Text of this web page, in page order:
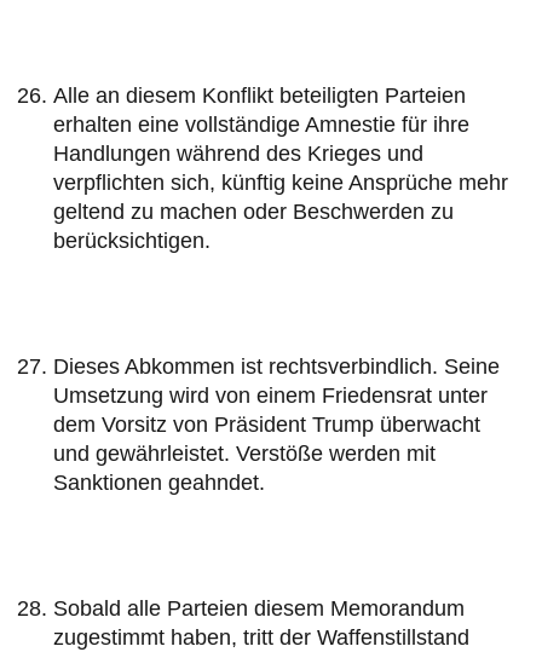
Alle an diesem Konflikt beteiligten Parteien
erhalten eine vollständige Amnestie für ihre
Handlungen während des Krieges und
verpflichten sich, künftig keine Ansprüche mehr
geltend zu machen oder Beschwerden zu
berücksichtigen.
Dieses Abkommen ist rechtsverbindlich. Seine
Umsetzung wird von einem Friedensrat unter
dem Vorsitz von Präsident Trump überwacht
und gewährleistet. Verstöße werden mit
Sanktionen geahndet.
Sobald alle Parteien diesem Memorandum
zugestimmt haben, tritt der Waffenstillstand